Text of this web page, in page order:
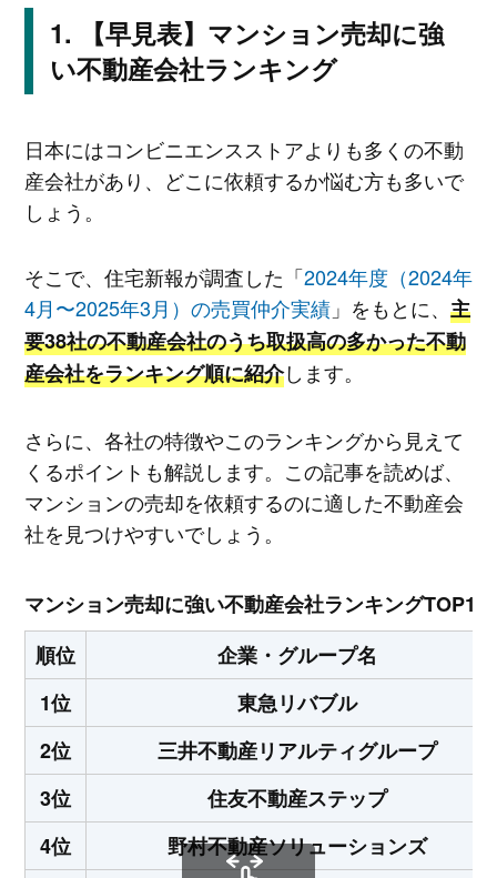
【早見表】マンション売却に強
い不動産会社ランキング
日本にはコンビニエンスストアよりも多くの不動
産会社があり、どこに依頼するか悩む方も多いで
しょう。
そこで、住宅新報が調査した「2024年度（2024年
4月〜2025年3月）の売買仲介実績」をもとに、 主
要38社の不動産会社のうち取扱高の多かった不動
産会社をランキング順に紹介します。
さらに、各社の特徴やこのランキングから見えて
くるポイントも解説します。この記事を読めば、
マンションの売却を依頼するのに適した不動産会
社を見つけやすいでしょう。
マンション売却に強い不動産会社ランキングTOP10
順位
企業・グループ名
1位
東急リバブル
2位
三井不動産リアルティグループ
3位
住友不動産ステップ
4位
野村不動産ソリューションズ